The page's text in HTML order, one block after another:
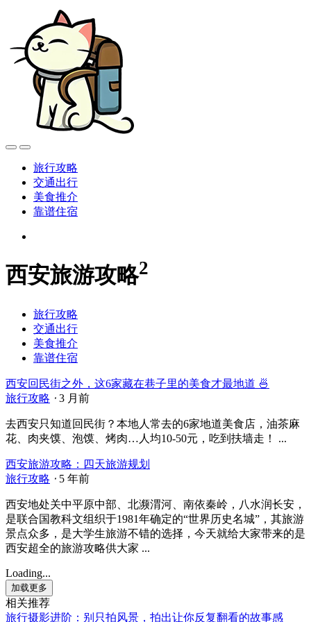
旅行攻略
交通出行
美食推介
靠谱住宿
西安旅游攻略2
旅行攻略
交通出行
美食推介
靠谱住宿
西安回民街之外，这6家藏在巷子里的美食才最地道 🍜
旅行攻略 ⋅ 3 月前
去西安只知道回民街？本地人常去的6家地道美食店，油茶麻
花、肉夹馍、泡馍、烤肉…人均10-50元，吃到扶墙走！ ...
西安旅游攻略：四天旅游规划
旅行攻略 ⋅ 5 年前
西安地处关中平原中部、北濒渭河、南依秦岭，八水润长安，
是联合国教科文组织于1981年确定的“世界历史名城”，其旅游
景点众多，是大学生旅游不错的选择，今天就给大家带来的是
西安超全的旅游攻略供大家 ...
Loading...
加载更多
相关推荐
旅行摄影进阶：别只拍风景，拍出让你反复翻看的故事感